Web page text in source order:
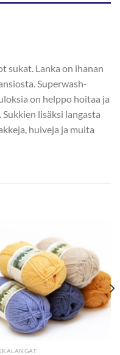
sukat. Lanka on ihanan
Superwash-
on helppo hoitaa ja
lisäksi langasta
huiveja ja muita